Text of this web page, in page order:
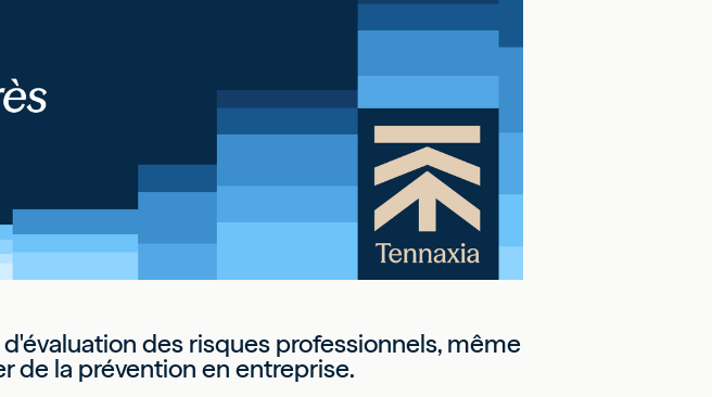
des risques professionnels, même
de la prévention en entreprise.